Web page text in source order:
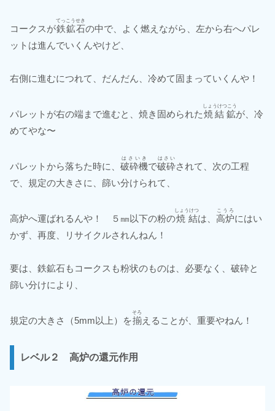
コークスが鉄鉱石
てっこうせき
の中で、よく燃えながら、左から右へパレ
ットは進んでいくんやけど、
右側に進むにつれて、だんだん、冷めて固まっていくんや！
パレットが右の端まで進むと、焼き固められた焼結鉱
しょうけつこう
が、冷
めてやな〜
パレットから落ちた時に、 破砕機
はさいき
で破砕
はさい
されて、次の工程
で、規定の大きさに、篩い分けられて、
高炉へ運ばれるんや！ ５㎜以下の粉の焼結
しょうけつ
は、 高炉
こうろ
にはい
かず、再度、リサイクルされんねん！
要は、鉄鉱石もコークスも粉状のものは、必要なく、破砕と
篩い分けにより、
規定の大きさ（5mm以上）を揃
そろ
えることが、重要やねん！
レベル２ 高炉の還元作用